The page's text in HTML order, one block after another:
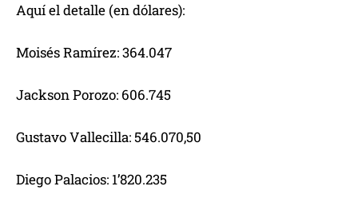
Aquí el detalle (en dólares):
Moisés Ramírez: 364.047
Jackson Porozo: 606.745
Gustavo Vallecilla: 546.070,50
Diego Palacios: 1’820.235